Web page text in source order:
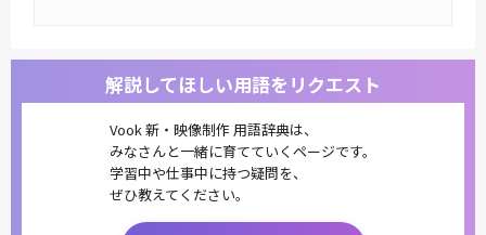
解説してほしい用語をリクエスト
Vook 新・映像制作 用語辞典は、
みなさんと一緒に育てていくページです。
学習中や仕事中に持つ疑問を、
ぜひ教えてください。